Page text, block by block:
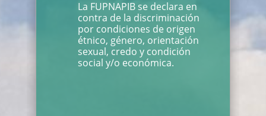
La FUPNAPIB se declara en
contra de la discriminación
por condiciones de origen
étnico, género, orientación
sexual, credo y condición
social y/o económica.